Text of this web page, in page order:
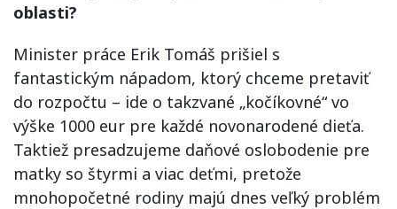
oblasti?
Minister práce Erik Tomáš prišiel s
fantastickým nápadom, ktorý chceme pretaviť
do rozpočtu – ide o takzvané „kočíkovné“ vo
výške 1000 eur pre každé novonarodené dieťa.
Taktiež presadzujeme daňové oslobodenie pre
matky so štyrmi a viac deťmi, pretože
mnohopočetné rodiny majú dnes veľký problém